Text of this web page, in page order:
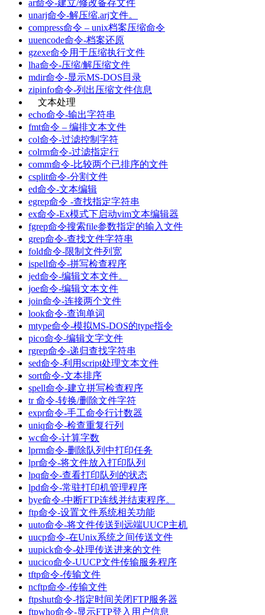
ar命令-建立/修改备存文件
unarj命令-解压缩.arj文件。
compress命令 – unix档案压缩命令
uuencode命令-档案还原
gzexe命令用于压缩执行文件
lha命令-压缩/解压缩文件
mdir命令-显示MS-DOS目录
zipinfo命令-列出压缩文件信息
文本处理
echo命令-输出字符串
fmt命令 – 编排文本文件
col命令-过滤控制字符
colrm命令-过滤指定行
comm命令-比较两个已排序的文件
csplit命令-分割文件
ed命令-文本编辑
egrep命令 -查找指定字符串
ex命令-Ex模式下启动vim文本编辑器
fgrep命令搜索file参数指定的输入文件
grep命令-查找文件字符串
fold命令-限制文件列宽
ispell命令-拼写检查程序
jed命令-编辑文本文件。
joe命令-编辑文本文件
join命令-连接两个文件
look命令-查询单词
mtype命令-模拟MS-DOS的type指令
pico命令-编辑文字文件
rgrep命令-递归查找字符串
sed命令-利用script处理文本文件
sort命令-文本排序
spell命令-建立拼写检查程序
tr 命令-转换/删除文件字符
expr命令-手工命令行计数器
uniq命令-检查重复行列
wc命令-计算字数
lprm命令-删除队列中打印任务
lpr命令-将文件放入打印队列
lpq命令-查看打印队列的状态
lpd命令-常驻打印机管理程序
bye命令-中断FTP连线并结束程序。
ftp命令-设置文件系统相关功能
uuto命令-将文件传送到远端UUCP主机
uucp命令-在Unix系统之间传送文件
uupick命令-处理传送进来的文件
uucico命令-UUCP文件传输服务程序
tftp命令-传输文件
ncftp命令-传输文件
ftpshut命令-指定时间关闭FTP服务器
ftpwho命令-显示FTP登入用户信息